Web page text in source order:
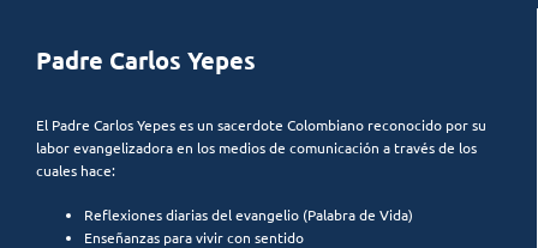
Padre Carlos Yepes
El Padre Carlos Yepes es un sacerdote Colombiano reconocido por su
labor evangelizadora en los medios de comunicación a través de los
cuales hace:
Reflexiones diarias del evangelio (Palabra de Vida)
Enseñanzas para vivir con sentido